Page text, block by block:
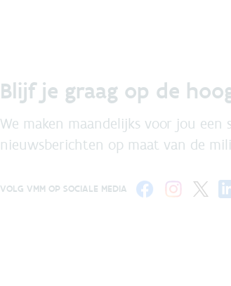
Blijf je graag op de
We maken maandelijks voor jou een
nieuwsberichten op maat van de
VOLG VMM OP SOCIALE MEDIA